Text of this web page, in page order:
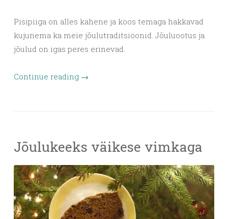
Pisipiiga on alles kahene ja koos temaga hakkavad
kujunema ka meie jõulutraditsioonid. Jõuluootus ja
jõulud on igas peres erinevad.
Continue reading →
Jõulukeeks väikese vimkaga